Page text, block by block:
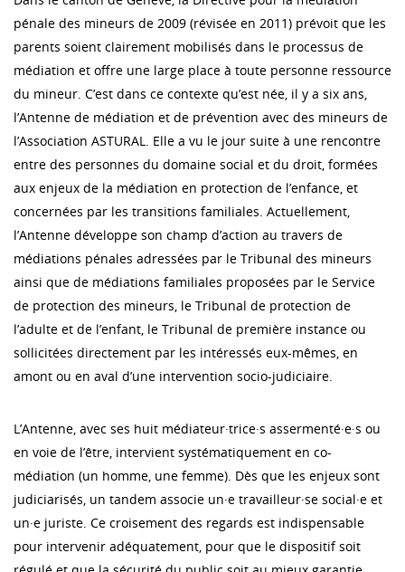
pénale des mineurs de 2009 (révisée en 2011) prévoit que les
parents soient clairement mobilisés dans le processus de
médiation et offre une large place à toute personne ressource
du mineur. C’est dans ce contexte qu’est née, il y a six ans,
l’Antenne de médiation et de prévention avec des mineurs de
l’Association ASTURAL. Elle a vu le jour suite à une rencontre
entre des personnes du domaine social et du droit, formées
aux enjeux de la médiation en protection de l’enfance, et
concernées par les transitions familiales. Actuellement,
l’Antenne développe son champ d’action au travers de
médiations pénales adressées par le Tribunal des mineurs
ainsi que de médiations familiales proposées par le Service
de protection des mineurs, le Tribunal de protection de
l’adulte et de l’enfant, le Tribunal de première instance ou
sollicitées directement par les intéressés eux-mêmes, en
amont ou en aval d’une intervention socio-judiciaire.
L’Antenne, avec ses huit médiateur·trice·s assermenté·e·s ou
en voie de l’être, intervient systématiquement en co-
médiation (un homme, une femme). Dès que les enjeux sont
judiciarisés, un tandem associe un·e travailleur·se social·e et
un·e juriste. Ce croisement des regards est indispensable
pour intervenir adéquatement, pour que le dispositif soit